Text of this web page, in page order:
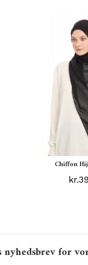
Chiffon
for